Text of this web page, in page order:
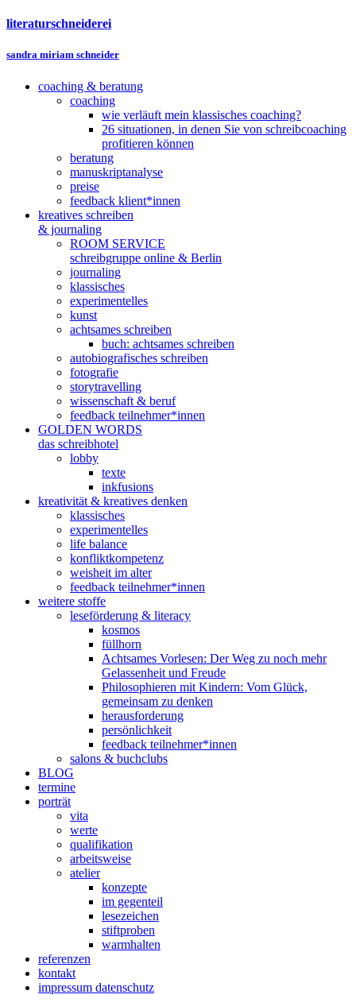
literaturschneiderei
sandra miriam schneider
coaching & beratung
coaching
wie verläuft mein klassisches coaching?
26 situationen, in denen Sie von schreibcoaching
profitieren können
beratung
manuskriptanalyse
preise
feedback klient*innen
kreatives schreiben
& journaling
ROOM SERVICE
schreibgruppe online & Berlin
journaling
klassisches
experimentelles
kunst
achtsames schreiben
buch: achtsames schreiben
autobiografisches schreiben
fotografie
storytravelling
wissenschaft & beruf
feedback teilnehmer*innen
GOLDEN WORDS
das schreibhotel
lobby
texte
inkfusions
kreativität & kreatives denken
klassisches
experimentelles
life balance
konfliktkompetenz
weisheit im alter
feedback teilnehmer*innen
weitere stoffe
leseförderung & literacy
kosmos
füllhorn
Achtsames Vorlesen: Der Weg zu noch mehr
Gelassenheit und Freude
Philosophieren mit Kindern: Vom Glück,
gemeinsam zu denken
herausforderung
persönlichkeit
feedback teilnehmer*innen
salons & buchclubs
BLOG
termine
porträt
vita
werte
qualifikation
arbeitsweise
atelier
konzepte
im gegenteil
lesezeichen
stiftproben
warmhalten
referenzen
kontakt
impressum datenschutz